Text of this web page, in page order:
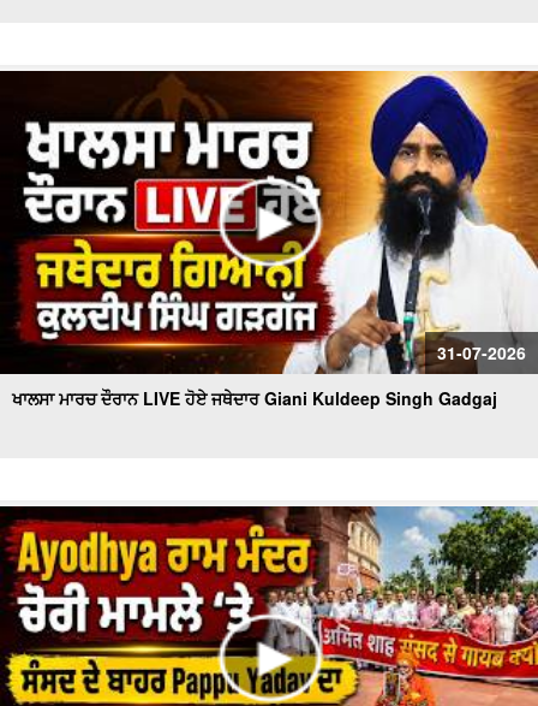
31-07-2026
ਖਾਲਸਾ ਮਾਰਚ ਦੌਰਾਨ LIVE ਹੋਏ ਜਥੇਦਾਰ Giani Kuldeep Singh Gadgaj